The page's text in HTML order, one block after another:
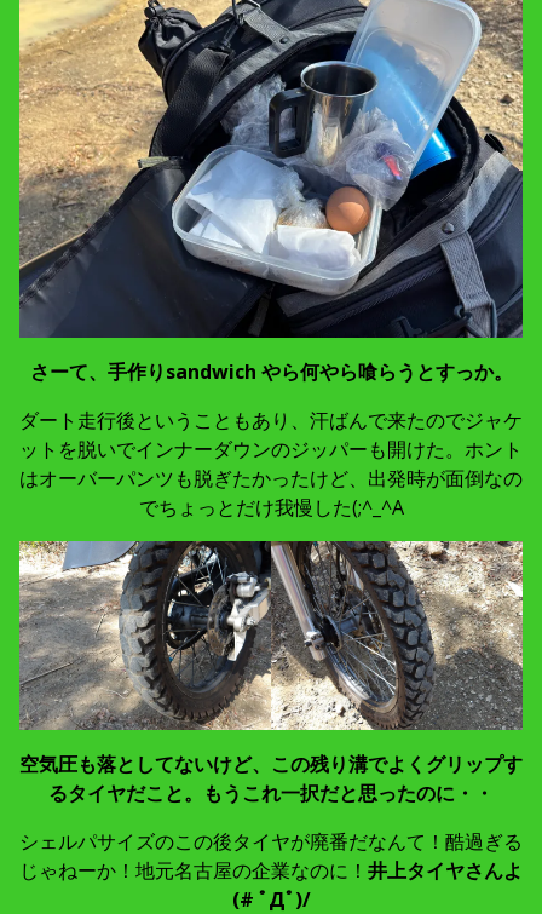
さーて、手作りsandwich やら何やら喰らうとすっか。
ダート走行後ということもあり、汗ばんで来たのでジャケ
ットを脱いでインナーダウンのジッパーも開けた。ホント
はオーバーパンツも脱ぎたかったけど、出発時が面倒なの
でちょっとだけ我慢した(;^_^A
空気圧も落としてないけど、この残り溝でよくグリップす
るタイヤだこと。もうこれ一択だと思ったのに・・
シェルパサイズのこの後タイヤが廃番だなんて！酷過ぎる
じゃねーか！地元名古屋の企業なのに！ 井上タイヤさんよ
(# ﾟДﾟ)/